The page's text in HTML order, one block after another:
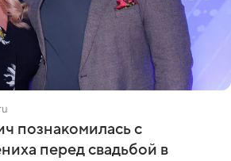
познакомилась с
перед свадьбой в